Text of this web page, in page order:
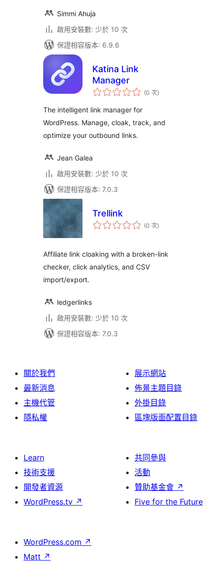
Simmi Ahuja
啟用安裝數: 少於 10 次
保證相容版本: 6.9.6
Katina Link
Manager
(0 次評
分)
The intelligent link manager for
WordPress. Manage, cloak, track, and
optimize your outbound links.
Jean Galea
啟用安裝數: 少於 10 次
保證相容版本: 7.0.3
Trellink
(0 次評
分)
Affiliate link cloaking with a broken-link
checker, click analytics, and CSV
import/export.
ledgerlinks
啟用安裝數: 少於 10 次
保證相容版本: 7.0.3
關於我們
最新消息
主機代管
隱私權
展示網站
佈景主題目錄
外掛目錄
區塊版面配置目錄
Learn
技術支援
開發者資源
WordPress.tv ↗
共同參與
活動
贊助基金會 ↗
Five for the Future
WordPress.com ↗
Matt ↗